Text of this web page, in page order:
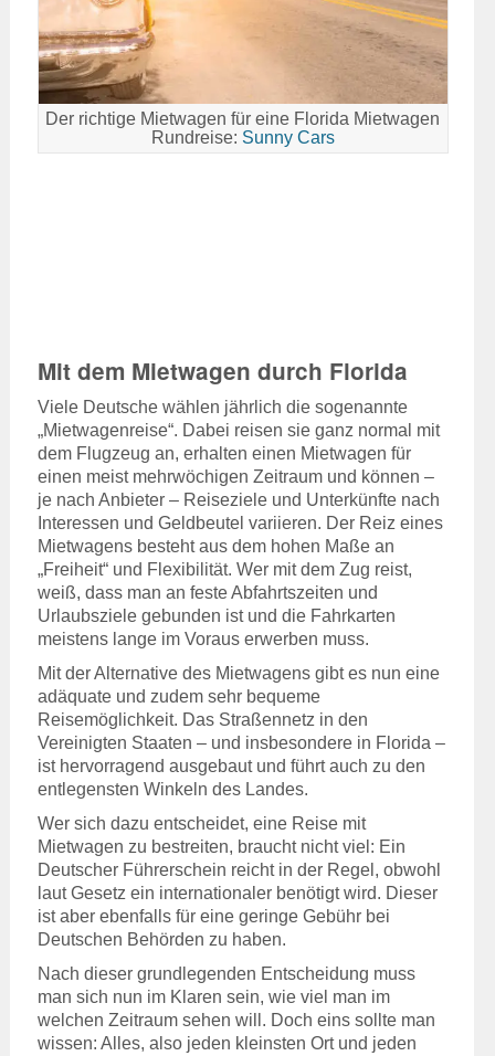
Der richtige Mietwagen für eine Florida Mietwagen
Rundreise: Sunny Cars
Mit dem Mietwagen durch Florida
Viele Deutsche wählen jährlich die sogenannte
„Mietwagenreise“. Dabei reisen sie ganz normal mit
dem Flugzeug an, erhalten einen Mietwagen für
einen meist mehrwöchigen Zeitraum und können –
je nach Anbieter – Reiseziele und Unterkünfte nach
Interessen und Geldbeutel variieren. Der Reiz eines
Mietwagens besteht aus dem hohen Maße an
„Freiheit“ und Flexibilität. Wer mit dem Zug reist,
weiß, dass man an feste Abfahrtszeiten und
Urlaubsziele gebunden ist und die Fahrkarten
meistens lange im Voraus erwerben muss.
Mit der Alternative des Mietwagens gibt es nun eine
adäquate und zudem sehr bequeme
Reisemöglichkeit. Das Straßennetz in den
Vereinigten Staaten – und insbesondere in Florida –
ist hervorragend ausgebaut und führt auch zu den
entlegensten Winkeln des Landes.
Wer sich dazu entscheidet, eine Reise mit
Mietwagen zu bestreiten, braucht nicht viel: Ein
Deutscher Führerschein reicht in der Regel, obwohl
laut Gesetz ein internationaler benötigt wird. Dieser
ist aber ebenfalls für eine geringe Gebühr bei
Deutschen Behörden zu haben.
Nach dieser grundlegenden Entscheidung muss
man sich nun im Klaren sein, wie viel man im
welchen Zeitraum sehen will. Doch eins sollte man
wissen: Alles, also jeden kleinsten Ort und jeden